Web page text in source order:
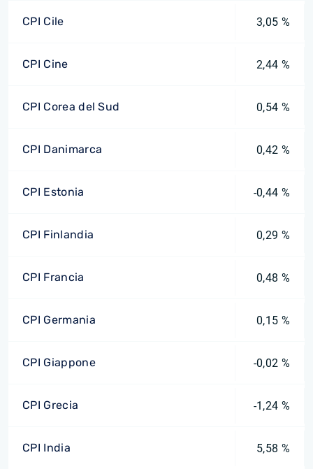
CPI Cile 3,05 %
CPI Cine 2,44 %
CPI Corea del Sud 0,54 %
CPI Danimarca 0,42 %
CPI Estonia -0,44 %
CPI Finlandia 0,29 %
CPI Francia 0,48 %
CPI Germania 0,15 %
CPI Giappone -0,02 %
CPI Grecia -1,24 %
CPI India 5,58 %